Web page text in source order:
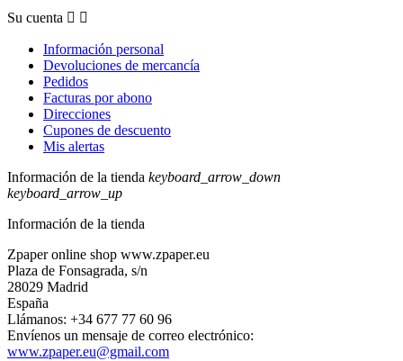
Su cuenta  
Información personal
Devoluciones de mercancía
Pedidos
Facturas por abono
Direcciones
Cupones de descuento
Mis alertas
Información de la tienda keyboard_arrow_down
keyboard_arrow_up
Información de la tienda
Zpaper online shop www.zpaper.eu
Plaza de Fonsagrada, s/n
28029 Madrid
España
Llámanos: +34 677 77 60 96
Envíenos un mensaje de correo electrónico:
www.zpaper.eu@gmail.com